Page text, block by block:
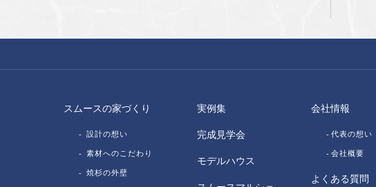
スムースの家づくり
設計の想い
素材へのこだわり
焼杉の外壁
実例集
完成見学会
モデルハウス
会社情報
代表の想い
会社概要
よくある質問